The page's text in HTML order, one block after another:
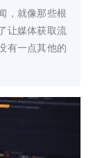
，就像那些根
让媒体获取流
有一点其他的